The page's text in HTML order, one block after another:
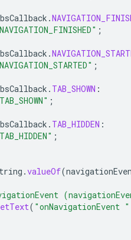
.
;
.
;
. TAB_SHOWN :
;
. TAB_HIDDEN :
;
.valueOf(
( "onNavigationEvent "